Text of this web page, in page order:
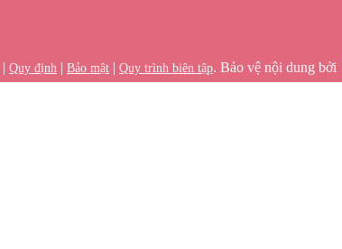
| Quy định | Bảo mật | Quy trình biên tập. Bảo vệ nội dung bởi